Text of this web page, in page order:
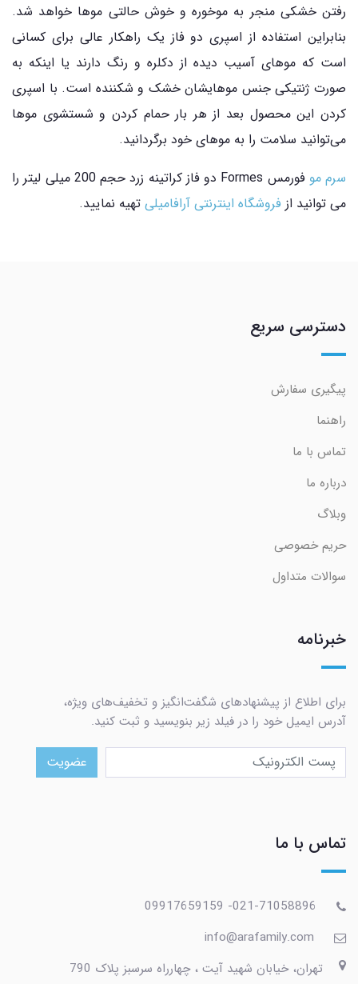
رفتن خشکی منجر به موخوره و خوش حالتی موها خواهد شد.
بنابراین استفاده از اسپری دو فاز یک راهکار عالی برای کسانی
است که موهای آسیب دیده از دکلره و رنگ دارند یا اینکه به
صورت ژنتیکی جنس موهایشان خشک و شکننده است. با اسپری
کردن این محصول بعد از هر بار حمام کردن و شستشوی موها
می‌توانید سلامت را به موهای خود برگردانید.
سرم مو
فورمس Formes دو فاز کراتینه زرد حجم 200 میلی لیتر را
می توانید از فروشگاه اینترنتی آرافامیلی تهیه نمایید.
دسترسی سریع
پیگیری سفارش
راهنما
تماس با ما
درباره ما
وبلاگ
حریم خصوصی
سوالات متداول
خبرنامه
برای اطلاع از پیشنهادهای شگفت‌انگیز و تخفیف‌های ویژه،
آدرس ایمیل خود را در فیلد زیر بنویسید و ثبت کنید.
عضویت
تماس با ما
تهران، خیابان شهید آیت ، چهارراه سرسبز پلاک 790